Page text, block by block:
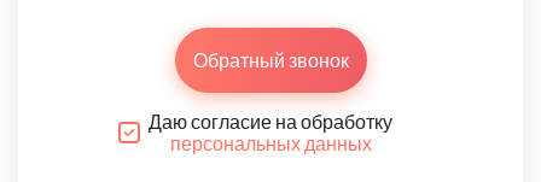
Обратный звонок
Даю согласие на обработку
персональных данных